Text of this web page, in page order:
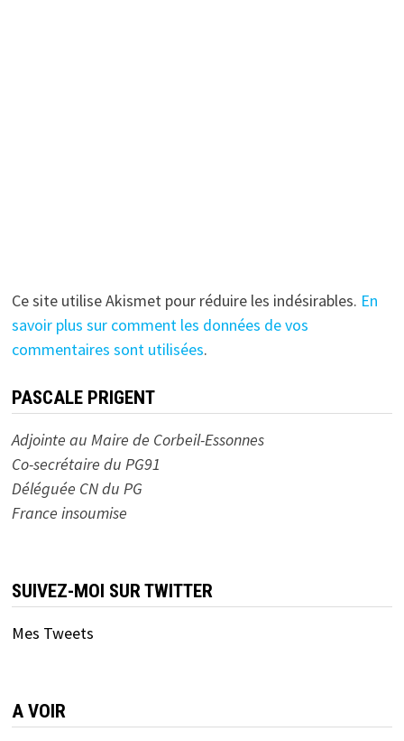
Ce site utilise Akismet pour réduire les indésirables. En
savoir plus sur comment les données de vos
commentaires sont utilisées.
PASCALE PRIGENT
Adjointe au Maire de Corbeil-Essonnes
Co-secrétaire du PG91
Déléguée CN du PG
France insoumise
SUIVEZ-MOI SUR TWITTER
Mes Tweets
A VOIR